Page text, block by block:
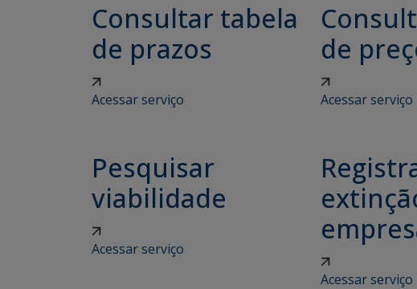
Consultar tabela
de prazos
Acessar serviço
de
Acessar serviço
Pesquisar
viabilidade
Acessar serviço
Acessar serviço